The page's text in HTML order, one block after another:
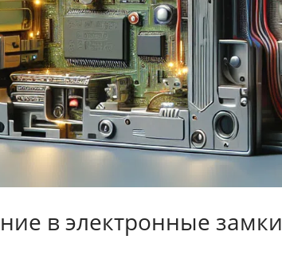
в электронные замки